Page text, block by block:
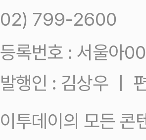
02) 799-2600
등록번호 : 서울아
발행인 : 김상우 ㅣ
이투데이의 모든 콘